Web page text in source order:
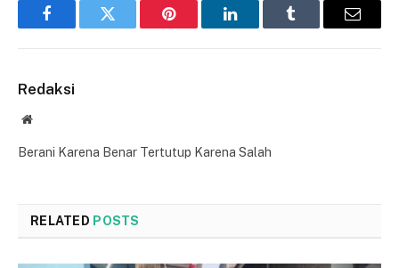
FacebookTwitter Pinterest LinkedInTumblr Email
Redaksi
Website
Berani Karena Benar Tertutup Karena Salah
RELATED POSTS